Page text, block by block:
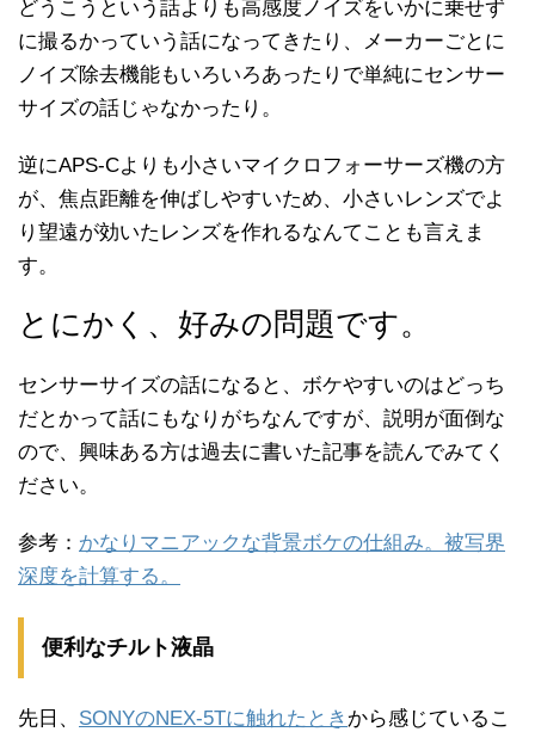
どうこうという話よりも高感度ノイズをいかに乗せず
に撮るかっていう話になってきたり、メーカーごとに
ノイズ除去機能もいろいろあったりで単純にセンサー
サイズの話じゃなかったり。
逆にAPS-Cよりも小さいマイクロフォーサーズ機の方
が、焦点距離を伸ばしやすいため、小さいレンズでよ
り望遠が効いたレンズを作れるなんてことも言えま
す。
とにかく、好みの問題です。
センサーサイズの話になると、ボケやすいのはどっち
だとかって話にもなりがちなんですが、説明が面倒な
ので、興味ある方は過去に書いた記事を読んでみてく
ださい。
参考： かなりマニアックな背景ボケの仕組み。被写界
深度を計算する。
便利なチルト液晶
先日、 SONYのNEX-5Tに触れたとき から感じているこ